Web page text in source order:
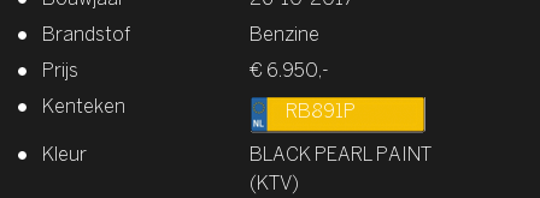
Brandstof
Benzine
Prijs
€ 6.950,-
Kenteken
RB891P
Kleur
BLACK PEARL PAINT
(KTV)